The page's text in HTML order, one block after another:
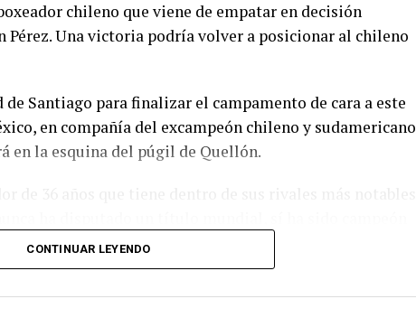
chileno que viene de empatar en decisión
Una victoria podría volver a posicionar al chileno
Santiago para finalizar el campamento de cara a este
en compañía del excampeón chileno y sudamericano
en la esquina del púgil de Quellón.
títulos internacionales.
CONTINUAR LEYENDO